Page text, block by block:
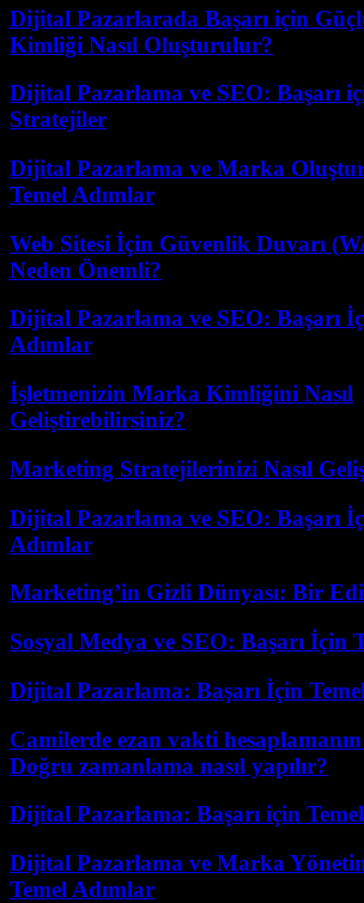
Dijital Pazarlarada Başarı için
Kimliği Nasıl Oluşturulur?
Dijital Pazarlama ve SEO: Başarı
Stratejiler
Dijital Pazarlama ve Marka
Temel Adımlar
Web Sitesi İçin Güvenlik Duvarı
Neden Önemli?
Dijital Pazarlama ve SEO: Başarı
Adımlar
İşletmenizin Marka Kimliğini Nasıl
Geliştirebilirsiniz?
Marketing Stratejilerinizi Nasıl
Dijital Pazarlama ve SEO: Başarı
Adımlar
Marketing’in Gizli Dünyası: Bir
Sosyal Medya ve SEO: Başarı İçin
Dijital Pazarlama: Başarı İçin
Camilerde ezan vakti
Doğru zamanlama nasıl yapılır?
Dijital Pazarlama: Başarı için
Dijital Pazarlama ve Marka
Temel Adımlar